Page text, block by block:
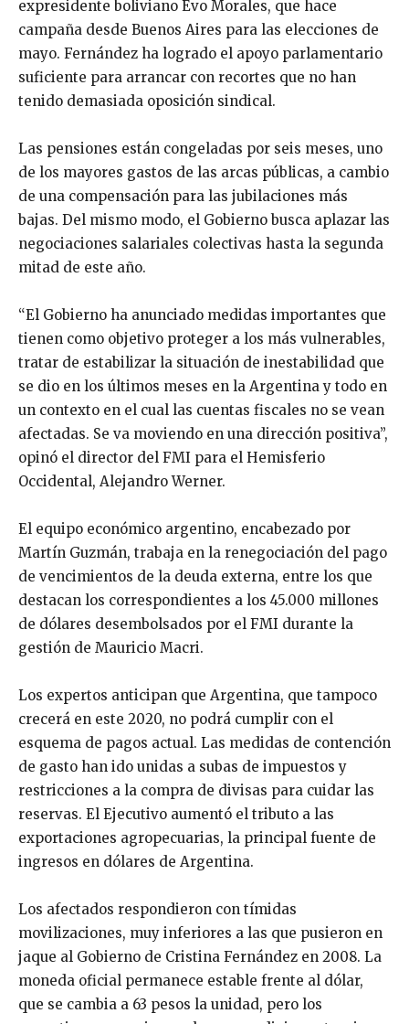
expresidente boliviano Evo Morales, que hace
campaña desde Buenos Aires para las elecciones de
mayo. Fernández ha logrado el apoyo parlamentario
suficiente para arrancar con recortes que no han
tenido demasiada oposición sindical.
Las pensiones están congeladas por seis meses, uno
de los mayores gastos de las arcas públicas, a cambio
de una compensación para las jubilaciones más
bajas. Del mismo modo, el Gobierno busca aplazar las
negociaciones salariales colectivas hasta la segunda
mitad de este año.
“El Gobierno ha anunciado medidas importantes que
tienen como objetivo proteger a los más vulnerables,
tratar de estabilizar la situación de inestabilidad que
se dio en los últimos meses en la Argentina y todo en
un contexto en el cual las cuentas fiscales no se vean
afectadas. Se va moviendo en una dirección positiva”,
opinó el director del FMI para el Hemisferio
Occidental, Alejandro Werner.
El equipo económico argentino, encabezado por
Martín Guzmán, trabaja en la renegociación del pago
de vencimientos de la deuda externa, entre los que
destacan los correspondientes a los 45.000 millones
de dólares desembolsados por el FMI durante la
gestión de Mauricio Macri.
Los expertos anticipan que Argentina, que tampoco
crecerá en este 2020, no podrá cumplir con el
esquema de pagos actual. Las medidas de contención
de gasto han ido unidas a subas de impuestos y
restricciones a la compra de divisas para cuidar las
reservas. El Ejecutivo aumentó el tributo a las
exportaciones agropecuarias, la principal fuente de
ingresos en dólares de Argentina.
Los afectados respondieron con tímidas
movilizaciones, muy inferiores a las que pusieron en
jaque al Gobierno de Cristina Fernández en 2008. La
moneda oficial permanece estable frente al dólar,
que se cambia a 63 pesos la unidad, pero los